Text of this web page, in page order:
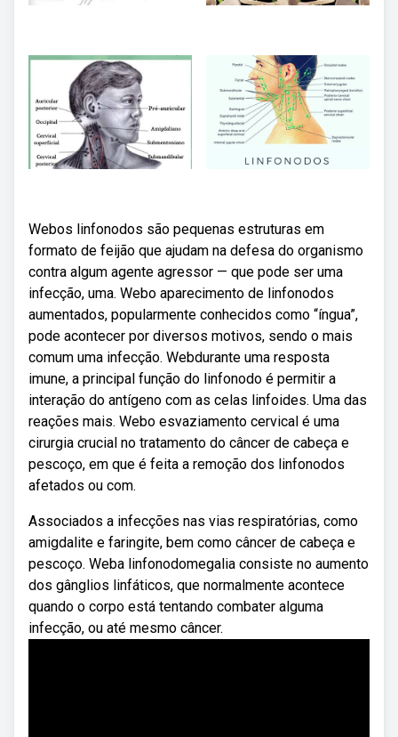
Webos linfonodos são pequenas estruturas em
formato de feijão que ajudam na defesa do organismo
contra algum agente agressor — que pode ser uma
infecção, uma. Webo aparecimento de linfonodos
aumentados, popularmente conhecidos como “íngua”,
pode acontecer por diversos motivos, sendo o mais
comum uma infecção. Webdurante uma resposta
imune, a principal função do linfonodo é permitir a
interação do antígeno com as celas linfoides. Uma das
reações mais. Webo esvaziamento cervical é uma
cirurgia crucial no tratamento do câncer de cabeça e
pescoço, em que é feita a remoção dos linfonodos
afetados ou com.
Associados a infecções nas vias respiratórias, como
amigdalite e faringite, bem como câncer de cabeça e
pescoço. Weba linfonodomegalia consiste no aumento
dos gânglios linfáticos, que normalmente acontece
quando o corpo está tentando combater alguma
infecção, ou até mesmo câncer.